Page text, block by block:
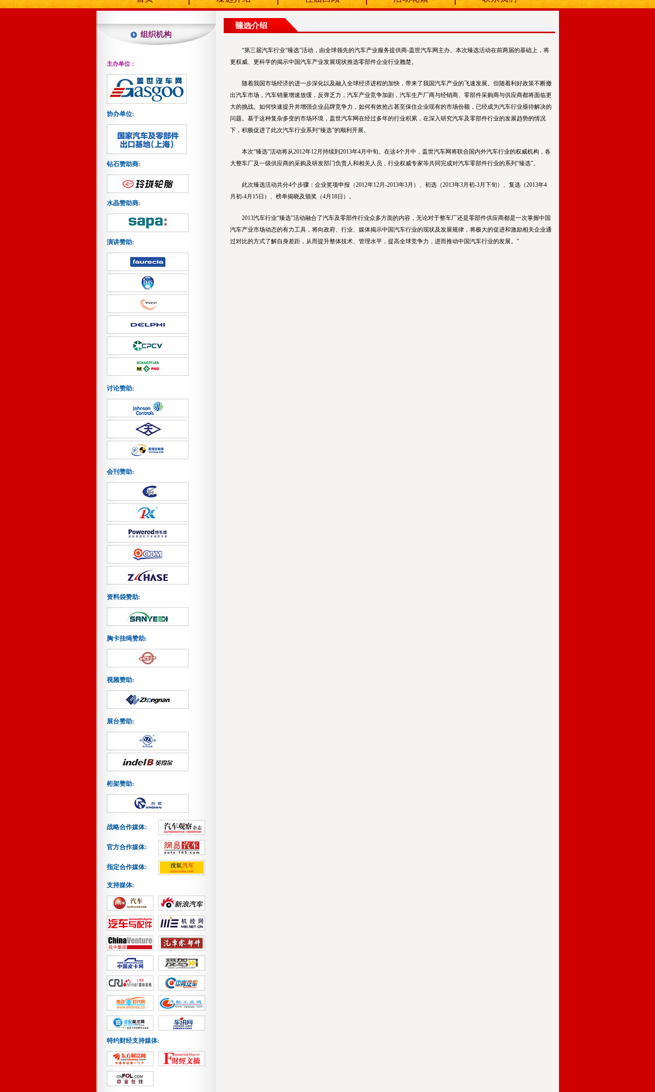
组织机构
主办单位：
协办单位:
钻石赞助商:
水晶赞助商:
演讲赞助:
讨论赞助:
会刊赞助:
资料袋赞助:
胸卡挂绳赞助:
视频赞助:
展台赞助:
桁架赞助:
战略合作媒体:
官方合作媒体:
指定合作媒体:
支持媒体:
特约财经支持媒体:
“第三届汽车行业“臻选”活动，由全球领先的汽车产业服务提供商-盖世汽车网主办。本次臻选活动在前两届的基础上，将
更权威、更科学的揭示中国汽车产业发展现状推选零部件企业行业翘楚。
随着我国市场经济的进一步深化以及融入全球经济进程的加快，带来了我国汽车产业的飞速发展。但随着利好政策不断撤
出汽车市场，汽车销量增速放缓，反弹乏力，汽车产业竞争加剧，汽车生产厂商与经销商、零部件采购商与供应商都将面临更
大的挑战。如何快速提升并增强企业品牌竞争力，如何有效抢占甚至保住企业现有的市场份额，已经成为汽车行业亟待解决的
问题。基于这种复杂多变的市场环境，盖世汽车网在经过多年的行业积累，在深入研究汽车及零部件行业的发展趋势的情况
下，积极促进了此次汽车行业系列“臻选”的顺利开展。
本次“臻选”活动将从2012年12月持续到2013年4月中旬。在这4个月中，盖世汽车网将联合国内外汽车行业的权威机构，各
大整车厂及一级供应商的采购及研发部门负责人和相关人员，行业权威专家等共同完成对汽车零部件行业的系列“臻选”。
此次臻选活动共分4个步骤：企业奖项申报（2012年12月-2013年3月）、初选（2013年3月初-3月下旬）、复选（2013年4
月初-4月15日）、榜单揭晓及颁奖（4月18日）。
2013汽车行业“臻选”活动融合了汽车及零部件行业众多方面的内容，无论对于整车厂还是零部件供应商都是一次掌握中国
汽车产业市场动态的有力工具，将向政府、行业、媒体揭示中国汽车行业的现状及发展规律，将极大的促进和激励相关企业通
过对比的方式了解自身差距，从而提升整体技术、管理水平，提高全球竞争力，进而推动中国汽车行业的发展。”